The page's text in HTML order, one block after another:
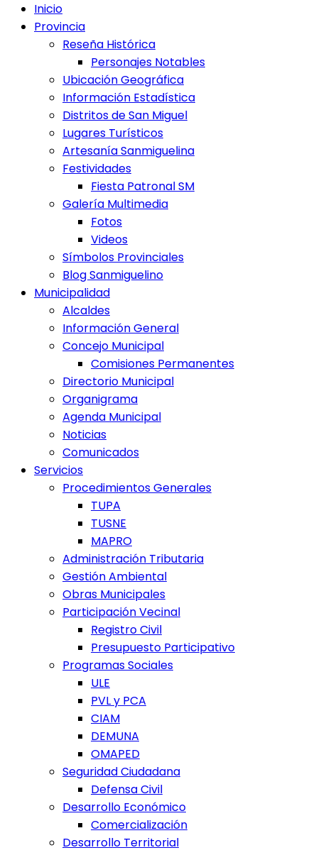
Inicio
Provincia
Reseña Histórica
Personajes Notables
Ubicación Geográfica
Información Estadística
Distritos de San Miguel
Lugares Turísticos
Artesanía Sanmiguelina
Festividades
Fiesta Patronal SM
Galería Multimedia
Fotos
Videos
Símbolos Provinciales
Blog Sanmiguelino
Municipalidad
Alcaldes
Información General
Concejo Municipal
Comisiones Permanentes
Directorio Municipal
Organigrama
Agenda Municipal
Noticias
Comunicados
Servicios
Procedimientos Generales
TUPA
TUSNE
MAPRO
Administración Tributaria
Gestión Ambiental
Obras Municipales
Participación Vecinal
Registro Civil
Presupuesto Participativo
Programas Sociales
ULE
PVL y PCA
CIAM
DEMUNA
OMAPED
Seguridad Ciudadana
Defensa Civil
Desarrollo Económico
Comercialización
Desarrollo Territorial